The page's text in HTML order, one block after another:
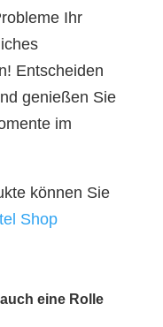
Ihr
Entscheiden
genießen Sie
im
können Sie
Shop
eine Rolle